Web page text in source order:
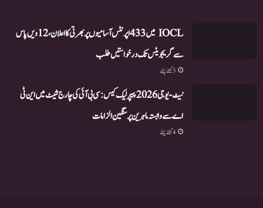
IOCL میں 433 اپرنٹس آسامیوں پر بھرتی کا اعلان، 12ویں پاس
سے گریجویٹس تک درخواستیں طلب
3 گھنٹے پہلے
نیٹ-یو جی 2026 پیپر لیک کیس: سی بی آئی کی چارج شیٹ میں این ٹی
اے سے وابستہ ماہرین پر سنگین الزامات
4 گھنٹے پہلے